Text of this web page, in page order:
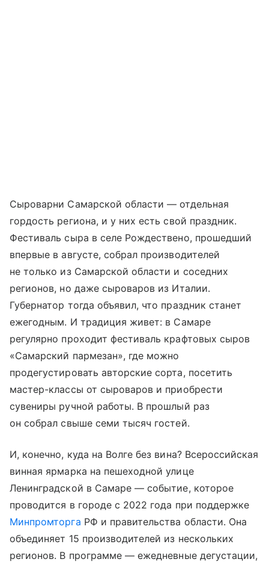
Сыроварни Самарской области — отдельная
гордость региона, и у них есть свой праздник.
Фестиваль сыра в селе Рождествено, прошедший
впервые в августе, собрал производителей
не только из Самарской области и соседних
регионов, но даже сыроваров из Италии.
Губернатор тогда объявил, что праздник станет
ежегодным. И традиция живет: в Самаре
регулярно проходит фестиваль крафтовых сыров
«Самарский пармезан», где можно
продегустировать авторские сорта, посетить
мастер-классы от сыроваров и приобрести
сувениры ручной работы. В прошлый раз
он собрал свыше семи тысяч гостей.
И, конечно, куда на Волге без вина? Всероссийская
винная ярмарка на пешеходной улице
Ленинградской в Самаре — событие, которое
проводится в городе с 2022 года при поддержке
Минпромторга РФ и правительства области. Она
объединяет 15 производителей из нескольких
регионов. В программе — ежедневные дегустации,